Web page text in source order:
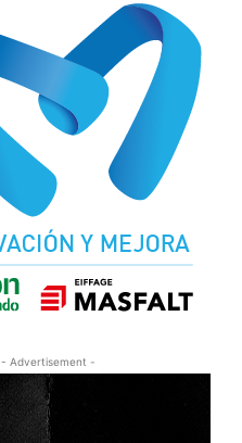
- Advertisement -